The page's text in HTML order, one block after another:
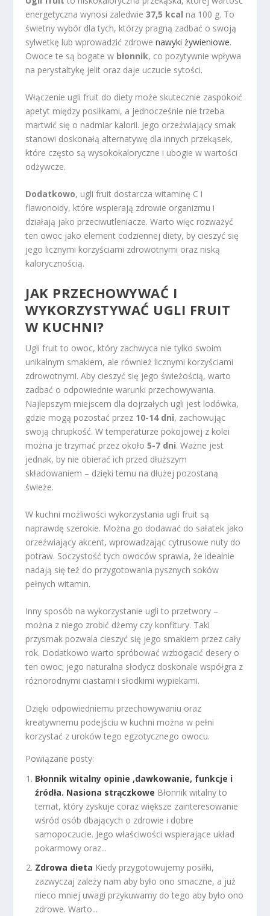
energetyczna wynosi zaledwie37,5 kcal na 100 g. To
świetny wybór dla tych, którzy pragną zadbać o swoją
sylwetkę lub wprowadzić zdrowenawyki żywieniowe.
Owoce te są bogate w błonnik, co pozytywnie wpływa
na perystaltykę jelit oraz daje uczucie sytości.
Włączenie ugli fruit do diety może skutecznie zaspokoić
apetyt między posiłkami, a jednocześnie nie trzeba
martwić się o nadmiar kalorii. Jego orzeźwiający smak
stanowi doskonałą alternatywę dla innych przekąsek,
które często są wysokokaloryczne i ubogie w wartości
odżywcze.
Dodatkowo, ugli fruit dostarcza witaminę C i
flawonoidy, które wspierają zdrowie organizmu i
działają jako przeciwutleniacze. Warto więc rozważyć
ten owoc jako element codziennej diety, by cieszyć się
jego licznymi korzyściami zdrowotnymi oraz niską
kalorycznością.
JAK PRZECHOWYWAĆ I
WYKORZYSTYWAĆ UGLI FRUIT
W KUCHNI?
Ugli fruit to owoc, który zachwyca nie tylko swoim
unikalnym smakiem, ale również licznymi korzyściami
zdrowotnymi. Aby cieszyć się jego świeżością, warto
zadbać o odpowiednie warunki przechowywania.
Najlepszym miejscem dla dojrzałych ugli jest lodówka,
gdzie mogą pozostać przez 10-14 dni, zachowując
swoją chrupkość. W temperaturze pokojowej z kolei
można je trzymać przez około5-7 dni. Ważne jest
jednak, by nie obierać ich przed dłuższym
składowaniem – dzięki temu na dłużej pozostaną
świeże.
W kuchni możliwości wykorzystania ugli fruit są
naprawdę szerokie. Można go dodawać do sałatek jako
orzeźwiający akcent, wprowadzając cytrusowe nuty do
potraw. Soczystość tych owoców sprawia, że idealnie
nadają się też do przygotowania pysznych soków
pełnych witamin.
Inny sposób na wykorzystanie ugli to przetwory –
można z niego zrobić dżemy czy konfitury. Taki
przysmak pozwala cieszyć się jego smakiem przez cały
rok. Dodatkowo warto spróbować wzbogacić desery o
ten owoc; jego naturalna słodycz doskonale współgra z
różnorodnymi ciastami i słodkimi wypiekami.
Dzięki odpowiedniemu przechowywaniu oraz
kreatywnemu podejściu w kuchni można w pełni
korzystać z uroków tego egzotycznego owocu.
Powiązane posty:
Błonnik witalny opinie ,dawkowanie, funkcje i
źródła. Nasiona strączkowe Błonnik witalny to
temat, który zyskuje coraz większe zainteresowanie
wśród osób dbających o zdrowie i dobre
samopoczucie. Jego właściwości wspierające układ
pokarmowy oraz...
Zdrowa dieta Kiedy przygotowujemy posiłki,
zazwyczaj zależy nam aby było ono smaczne, a już
nieco mniej uwagi przykuwamy do tego aby było ono
zdrowe. Warto...